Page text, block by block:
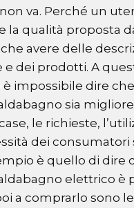
va. Perché un
la qualità proposta
avere delle
dei prodotti. A
impossibile dire
sia
le richieste,
dei
è quello di dire
elettrico è
a comprarlo sono